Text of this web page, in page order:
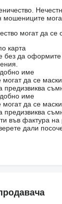
мошениците
могат да се
карта
без да
име
да се
име
да се
във фактура
дали